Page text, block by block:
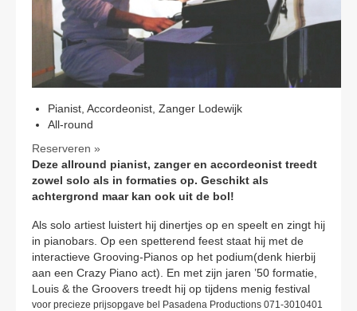
CONTACT
Pianist, Accordeonist, Zanger Lodewijk
All-round
Reserveren »
Deze allround pianist, zanger en accordeonist treedt
zowel solo als in formaties op. Geschikt als
achtergrond maar kan ook uit de bol!
Als solo artiest luistert hij dinertjes op en speelt en zingt hij
in pianobars. Op een spetterend feest staat hij met de
interactieve Grooving-Pianos op het podium(denk hierbij
aan een Crazy Piano act). En met zijn jaren ’50 formatie,
Louis & the Groovers treedt hij op tijdens menig festival
voor precieze prijsopgave bel Pasadena Productions 071-3010401